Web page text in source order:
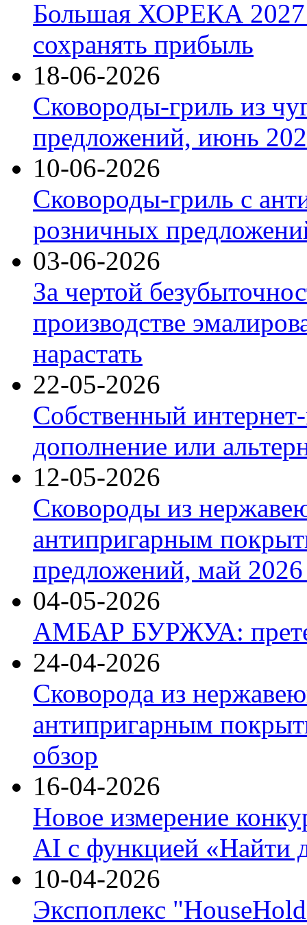
Большая ХОРЕКА 2027:
сохранять прибыль
18-06-2026
Сковороды-гриль из
предложений, июнь
10-06-2026
Сковороды-гриль с
розничных
03-06-2026
За чертой
производстве
нарастать
22-05-2026
Собственный
дополнение или
12-05-2026
Сковороды из
антипригарным
предложений, май 2026
04-05-2026
АМБАР БУРЖУА:
24-04-2026
Сковорода из
антипригарным
обзор
16-04-2026
Новое измерение
AI с функцией «Найти
10-04-2026
Экспоплекс